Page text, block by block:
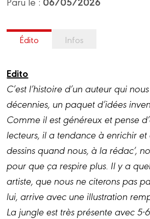
Édito Infos
Edito
C’est l’histoire d’un auteur qui
décennies, un paquet d’idées
Comme il est généreux et pense
lecteurs, il a tendance à enrichir et
dessins quand nous, à la rédac’,
pour que ça respire plus. Il y a
artiste, que nous ne citerons pas
lui, arrive avec une illustration
La jungle est très présente avec 5-